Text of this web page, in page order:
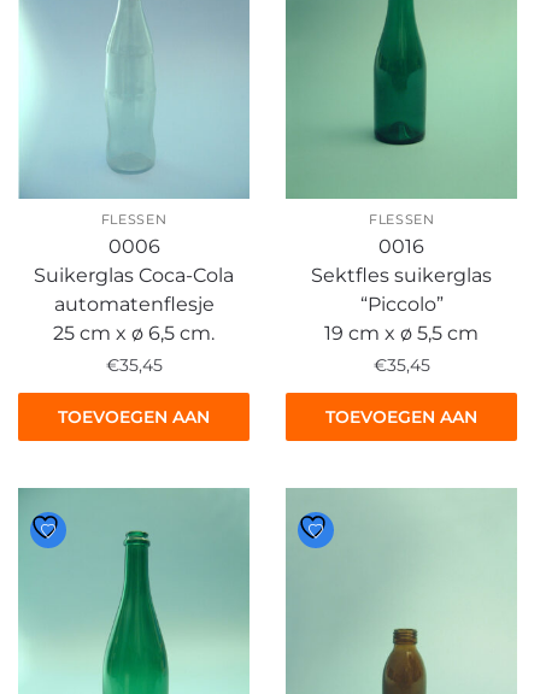
FLESSEN
0006
Suikerglas Coca-Cola
automatenflesje
25 cm x ø 6,5 cm.
€35,45
TOEVOEGEN AAN
FLESSEN
0016
Sektfles suikerglas
“Piccolo”
19 cm x ø 5,5 cm
€35,45
TOEVOEGEN AAN